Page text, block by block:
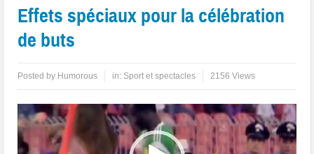
Effets spéciaux pour la célébration
de buts
Posted by Humorous in: Sport et spectacles 2156 Views
Lecteur
vidéo